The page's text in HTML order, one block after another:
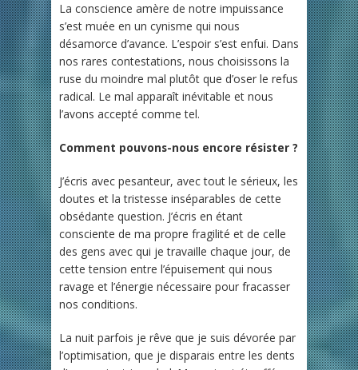
La conscience amère de notre impuissance
s’est muée en un cynisme qui nous
désamorce d’avance. L’espoir s’est enfui. Dans
nos rares contestations, nous choisissons la
ruse du moindre mal plutôt que d’oser le refus
radical. Le mal apparaît inévitable et nous
l’avons accepté comme tel.
Comment pouvons-nous encore résister ?
J’écris avec pesanteur, avec tout le sérieux, les
doutes et la tristesse inséparables de cette
obsédante question. J’écris en étant
consciente de ma propre fragilité et de celle
des gens avec qui je travaille chaque jour, de
cette tension entre l’épuisement qui nous
ravage et l’énergie nécessaire pour fracasser
nos conditions.
La nuit parfois je rêve que je suis dévorée par
l’optimisation, que je disparais entre les dents